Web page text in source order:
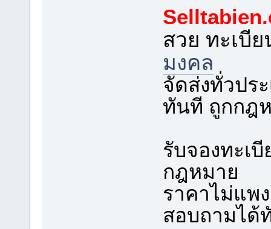
สวย ทะเบี
มงคล
จัดส่งทั่วปร
ทันที ถูกกฎ
รับจองทะเ
กฎหมาย
ราคาไม่แพ
สอบถามได้